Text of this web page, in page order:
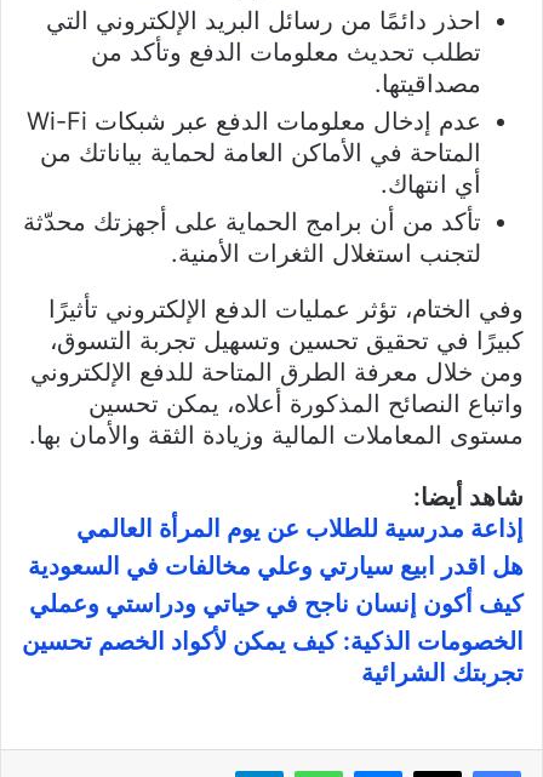
احذر دائمًا من رسائل البريد الإلكتروني التي
تطلب تحديث معلومات الدفع وتأكد من
مصداقيتها.
عدم إدخال معلومات الدفع عبر شبكات Wi-Fi
المتاحة في الأماكن العامة لحماية بياناتك من
أي انتهاك.
تأكد من أن برامج الحماية على أجهزتك محدّثة
لتجنب استغلال الثغرات الأمنية.
وفي الختام، تؤثر عمليات الدفع الإلكتروني تأثيرًا
كبيرًا في تحقيق تحسين وتسهيل تجربة التسوق،
ومن خلال معرفة الطرق المتاحة للدفع الإلكتروني
واتباع النصائح المذكورة أعلاه، يمكن تحسين
مستوى المعاملات المالية وزيادة الثقة والأمان بها.
شاهد أيضا:
إذاعة مدرسية للطلاب عن يوم المرأة العالمي
هل اقدر ابيع سيارتي وعلي مخالفات في السعودية
كيف أكون إنسان ناجح في حياتي ودراستي وعملي
الخصومات الذكية: كيف يمكن لأكواد الخصم تحسين
تجربتك الشرائية
فيسبوكX ماسنجرواتسابتيلقرام